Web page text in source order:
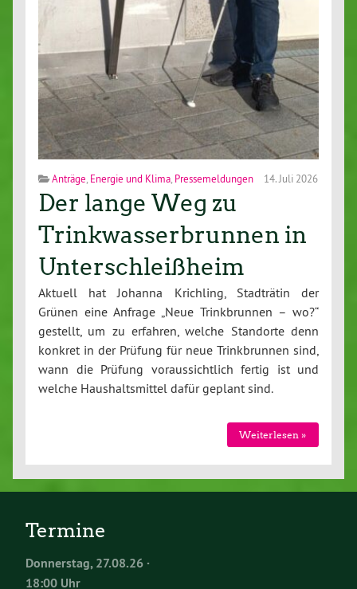
Anträge Energie und Klima Pressemeldungen 14. Juli 2026
Der lange Weg zu
Trinkwasserbrunnen in
Unterschleißheim
Aktuell hat Johanna Krichling, Stadträtin der
Grünen eine Anfrage „Neue Trinkbrunnen – wo?“
gestellt, um zu erfahren, welche Standorte denn
konkret in der Prüfung für neue Trinkbrunnen sind,
wann die Prüfung voraussichtlich fertig ist und
welche Haushaltsmittel dafür geplant sind.
Weiterlesen »
Termine
Donnerstag, 27.08.26 ·
18:00 Uhr